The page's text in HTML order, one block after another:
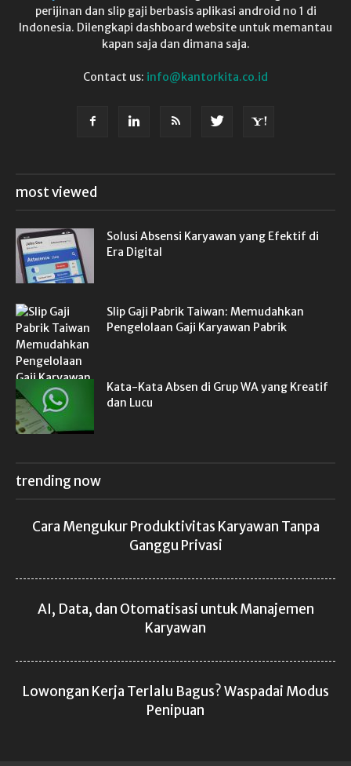
perijinan dan slip gaji berbasis aplikasi android no 1 di
Indonesia. Dilengkapi dashboard website untuk memantau
kapan saja dan dimana saja.
Contact us: info@kantorkita.co.id
most viewed
Solusi Absensi Karyawan yang Efektif di
Era Digital
Slip Gaji Pabrik Taiwan: Memudahkan
Pengelolaan Gaji Karyawan Pabrik
Kata-Kata Absen di Grup WA yang Kreatif
dan Lucu
trending now
Cara Mengukur Produktivitas Karyawan Tanpa
Ganggu Privasi
AI, Data, dan Otomatisasi untuk Manajemen
Karyawan
Lowongan Kerja Terlalu Bagus? Waspadai Modus
Penipuan